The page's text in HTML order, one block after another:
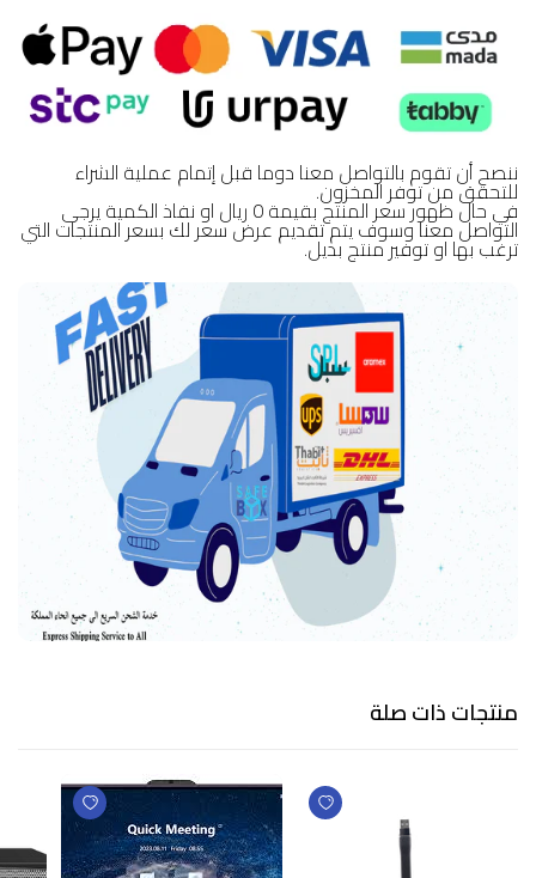
ننصح أن تقوم بالتواصل معنا دوما قبل إتمام عملية الشراء
للتحقق من توفر المخزون.
في حال ظهور سعر المنتج بقيمة 0 ريال او نفاذ الكمية يرجى
التواصل معنا وسوف يتم تقديم عرض سعر لك بسعر المنتجات التي
ترغب بها او توفير منتج بديل.
منتجات ذات صلة